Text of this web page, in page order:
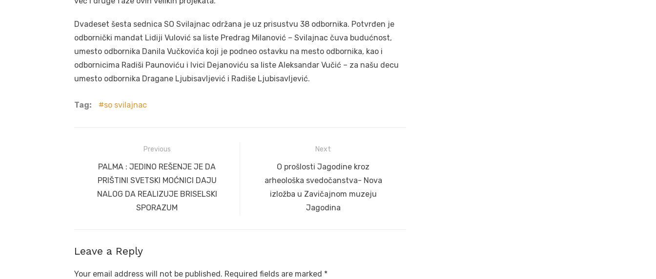
Dvadeset šesta sednica SO Svilajnac održana je uz prisustvu 38 odbornika. Potvrđen je
odbornički mandat Lidiji Vulović sa liste Predrag Milanović – Svilajnac čuva budućnost,
umesto odbornika Danila Vučkovića koji je podneo ostavku na mesto odbornika, kao i
odbornicima Radiši Paunoviću i Ivici Dejanoviću sa liste Aleksandar Vučić – za našu decu
umesto odbornika Dragane Ljubisavljević i Radiše Ljubisavljević.
Tag: so svilajnac
navigation
Previous
Previous
post:
PALMA : JEDINO REŠENJE JE DA
PRIŠTINI SVETSKI MOĆNICI DAJU
NALOG DA REALIZUJE BRISELSKI
SPORAZUM
Next
post:
O prošlosti Jagodine kroz
arheološka svedočanstva- Nova
izložba u Zavičajnom muzeju
Jagodina
Leave a Reply
Your email address will not be published. Required fields are marked *